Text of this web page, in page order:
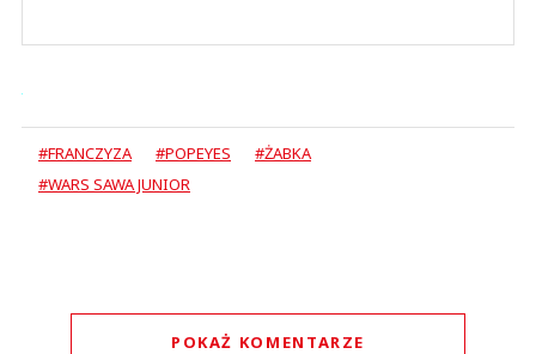
#FRANCZYZA #POPEYES
#ŻABKA
#WARS SAWA JUNIOR
POKAŻ KOMENTARZE